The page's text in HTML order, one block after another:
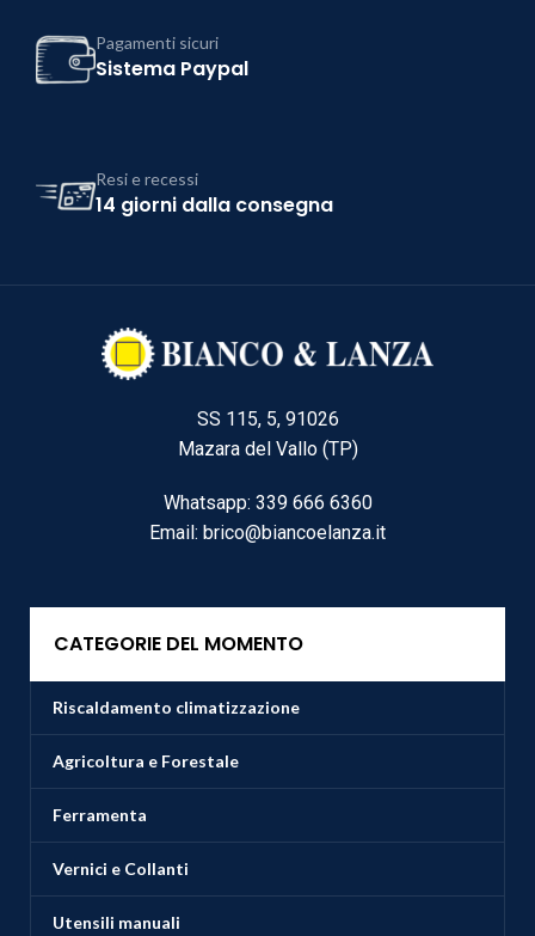
Pagamenti sicuri
Sistema Paypal
Resi e recessi
14 giorni dalla consegna
SS 115, 5, 91026
Mazara del Vallo (TP)
Whatsapp: 339 666 6360
Email: brico@biancoelanza.it
CATEGORIE DEL MOMENTO
Riscaldamento climatizzazione
Agricoltura e Forestale
Ferramenta
Vernici e Collanti
Utensili manuali